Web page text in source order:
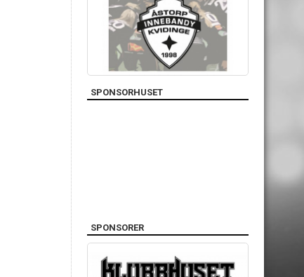
SPONSORHUSET
SPONSORER